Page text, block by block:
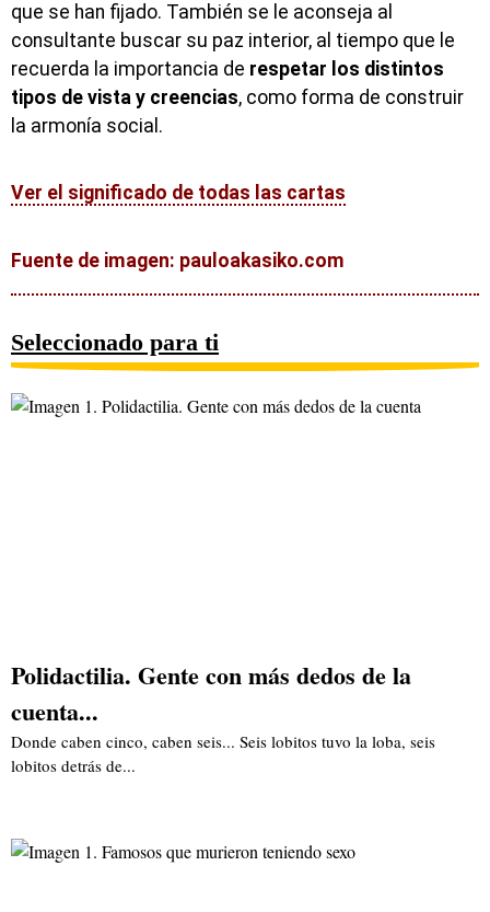
que se han fijado. También se le aconseja al
consultante buscar su paz interior, al tiempo que le
recuerda la importancia de respetar los distintos
tipos de vista y creencias, como forma de construir
la armonía social.
Ver el significado de todas las cartas
Fuente de imagen: pauloakasiko.com
Seleccionado para ti
Polidactilia. Gente con más dedos de la
cuenta...
Donde caben cinco, caben seis... Seis lobitos tuvo la loba, seis
lobitos detrás de...